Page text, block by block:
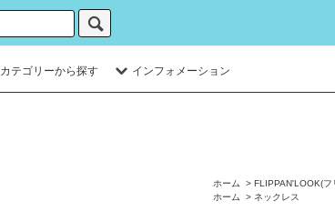
カテゴリーから探す インフォメーション
ホーム > FLIPPAN'LOOK(フ
ホーム
> ネックレス